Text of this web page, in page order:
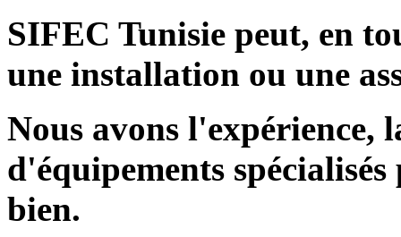
SIFEC Tunisie peut, en
une installation ou une
Nous avons l'expérience,
d'équipements
bien.